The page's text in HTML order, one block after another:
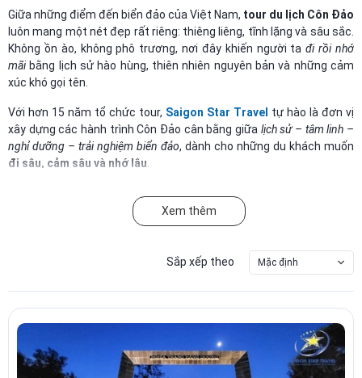
Giữa những điểm đến biển đảo của Việt Nam, tour du lịch Côn Đảo
luôn mang một nét đẹp rất riêng: thiêng liêng, tĩnh lặng và sâu sắc.
Không ồn ào, không phô trương, nơi đây khiến người tađi rồi nhớ
mãibằng lịch sử hào hùng, thiên nhiên nguyên bản và những cảm
xúc khó gọi tên.
Với hơn 15 năm tổ chức tour, Saigon Star Travel tự hào là đơn vị
xây dựng các hành trình Côn Đảo cân bằng giữa lịch sử – tâm linh –
nghỉ dưỡng – trải nghiệm biển đảo, dành cho những du khách muốn
đi sâu, cảm sâu và nhớ lâu.
Nếu bạn cần một lịch trình trọn vẹn nhất, nhiều du khách lựa
Tour Côn Đảo 3 ngày 2 đêm đủ để thấm lịch sử, chạm thiên
nhiên và thư giãn trước khi trở về nhịp sống thường nhật.
TẠI SAO TOUR CÔN ĐẢO LẠI ĐẶC BIỆT ĐẾN VẬY?
Biển Côn Đảo trong vắt đến mức bạn có thể nhìn thấy từng luồng
cá bơi dưới mặt nước. Những bãi biển như
Đầm Trầu, Lò Vôi, Bãi
Nhát, An Hải
đẹp tự nhiên, không ồn ào dịch vụ, không khói bụi – chỉ
có mây, biển, gió và sự bình yên.
Xem thêm
Sắp xếp theo Mặc định